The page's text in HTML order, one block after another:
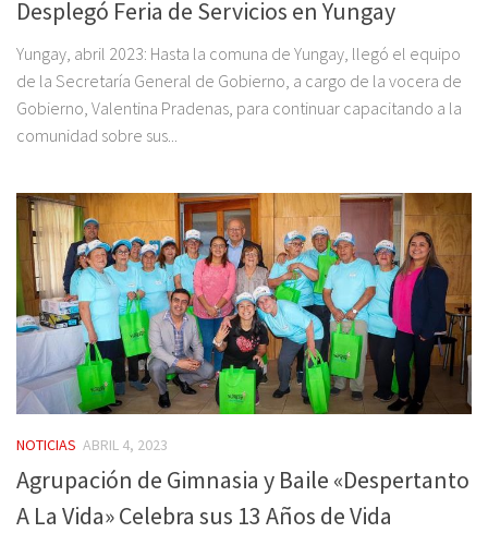
Desplegó Feria de Servicios en Yungay
Yungay, abril 2023: Hasta la comuna de Yungay, llegó el equipo
de la Secretaría General de Gobierno, a cargo de la vocera de
Gobierno, Valentina Pradenas, para continuar capacitando a la
comunidad sobre sus...
NOTICIAS ABRIL 4, 2023
Agrupación de Gimnasia y Baile «Despertanto
A La Vida» Celebra sus 13 Años de Vida